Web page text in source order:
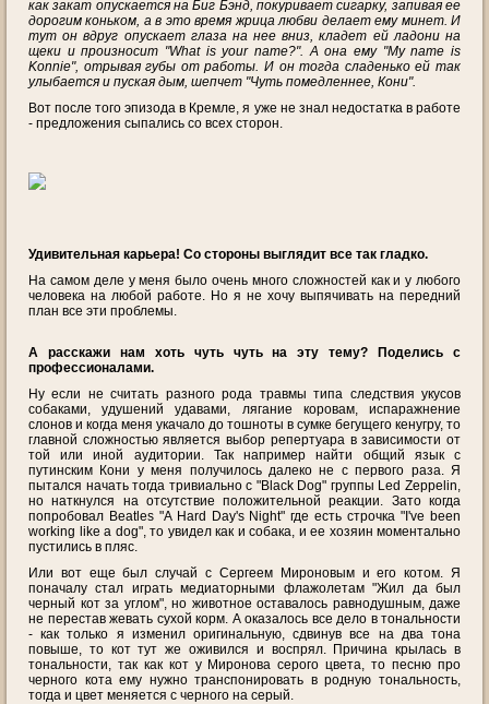
как закат опускается на Биг Бэнд, покуривает сигарку, запивая ее
дорогим коньком, а в это время жрица любви делает ему минет. И
тут он вдруг опускает глаза на нее вниз, кладет ей ладони на
щеки и произносит "What is your name?". А она ему "My name is
Konnie", отрывая губы от работы. И он тогда сладенько ей так
улыбается и пуская дым, шепчет "Чуть помедленнее, Кони".
Вот после того эпизода в Кремле, я уже не знал недостатка в работе
- предложения сыпались со всех сторон.
Удивительная карьера! Со стороны выглядит все так гладко.
На самом деле у меня было очень много сложностей как и у любого
человека на любой работе. Но я не хочу выпячивать на передний
план все эти проблемы.
А расскажи нам хоть чуть чуть на эту тему? Поделись с
профессионалами.
Ну если не считать разного рода травмы типа следствия укусов
собаками, удушений удавами, лягание коровам, испаражнение
слонов и когда меня укачало до тошноты в сумке бегущего кенугру, то
главной сложностью является выбор репертуара в зависимости от
той или иной аудитории. Так например найти общий язык с
путинским Кони у меня получилось далеко не с первого раза. Я
пытался начать тогда тривиально с "Black Dog" группы Led Zeppelin,
но наткнулся на отсутствие положительной реакции. Зато когда
попробовал Beatles "A Hard Day's Night" где есть строчка "I've been
working like a dog", то увидел как и собака, и ее хозяин моментально
пустились в пляс.
Или вот еще был случай с Сергеем Мироновым и его котом. Я
поначалу стал играть медиаторными флажолетам "Жил да был
черный кот за углом", но животное оставалось равнодушным, даже
не перестав жевать сухой корм. А оказалось все дело в тональности
- как только я изменил оригинальную, сдвинув все на два тона
повыше, то кот тут же оживился и воспрял. Причина крылась в
тональности, так как кот у Миронова серого цвета, то песню про
черного кота ему нужно транспонировать в родную тональность,
тогда и цвет меняется с черного на серый.